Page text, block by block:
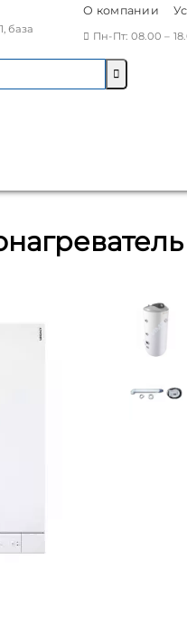
база
О компании
Пн-Пт: 08.00 –